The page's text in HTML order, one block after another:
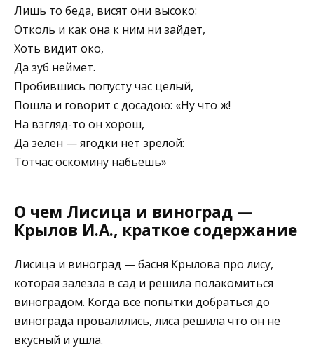
Лишь то беда, висят они высоко:
Отколь и как она к ним ни зайдет,
Хоть видит око,
Да зуб неймет.
Пробившись попусту час целый,
Пошла и говорит с досадою: «Ну что ж!
На взгляд-то он хорош,
Да зелен — ягодки нет зрелой:
Тотчас оскомину набьешь»
О чем Лисица и виноград —
Крылов И.А., краткое содержание
Лисица и виноград — басня Крылова про лису,
которая залезла в сад и решила полакомиться
виноградом. Когда все попытки добраться до
винограда провалились, лиса решила что он не
вкусный и ушла.